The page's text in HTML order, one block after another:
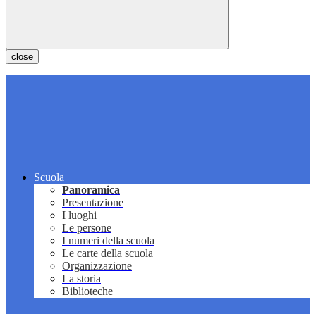
close
Scuola
Panoramica
Presentazione
I luoghi
Le persone
I numeri della scuola
Le carte della scuola
Organizzazione
La storia
Biblioteche